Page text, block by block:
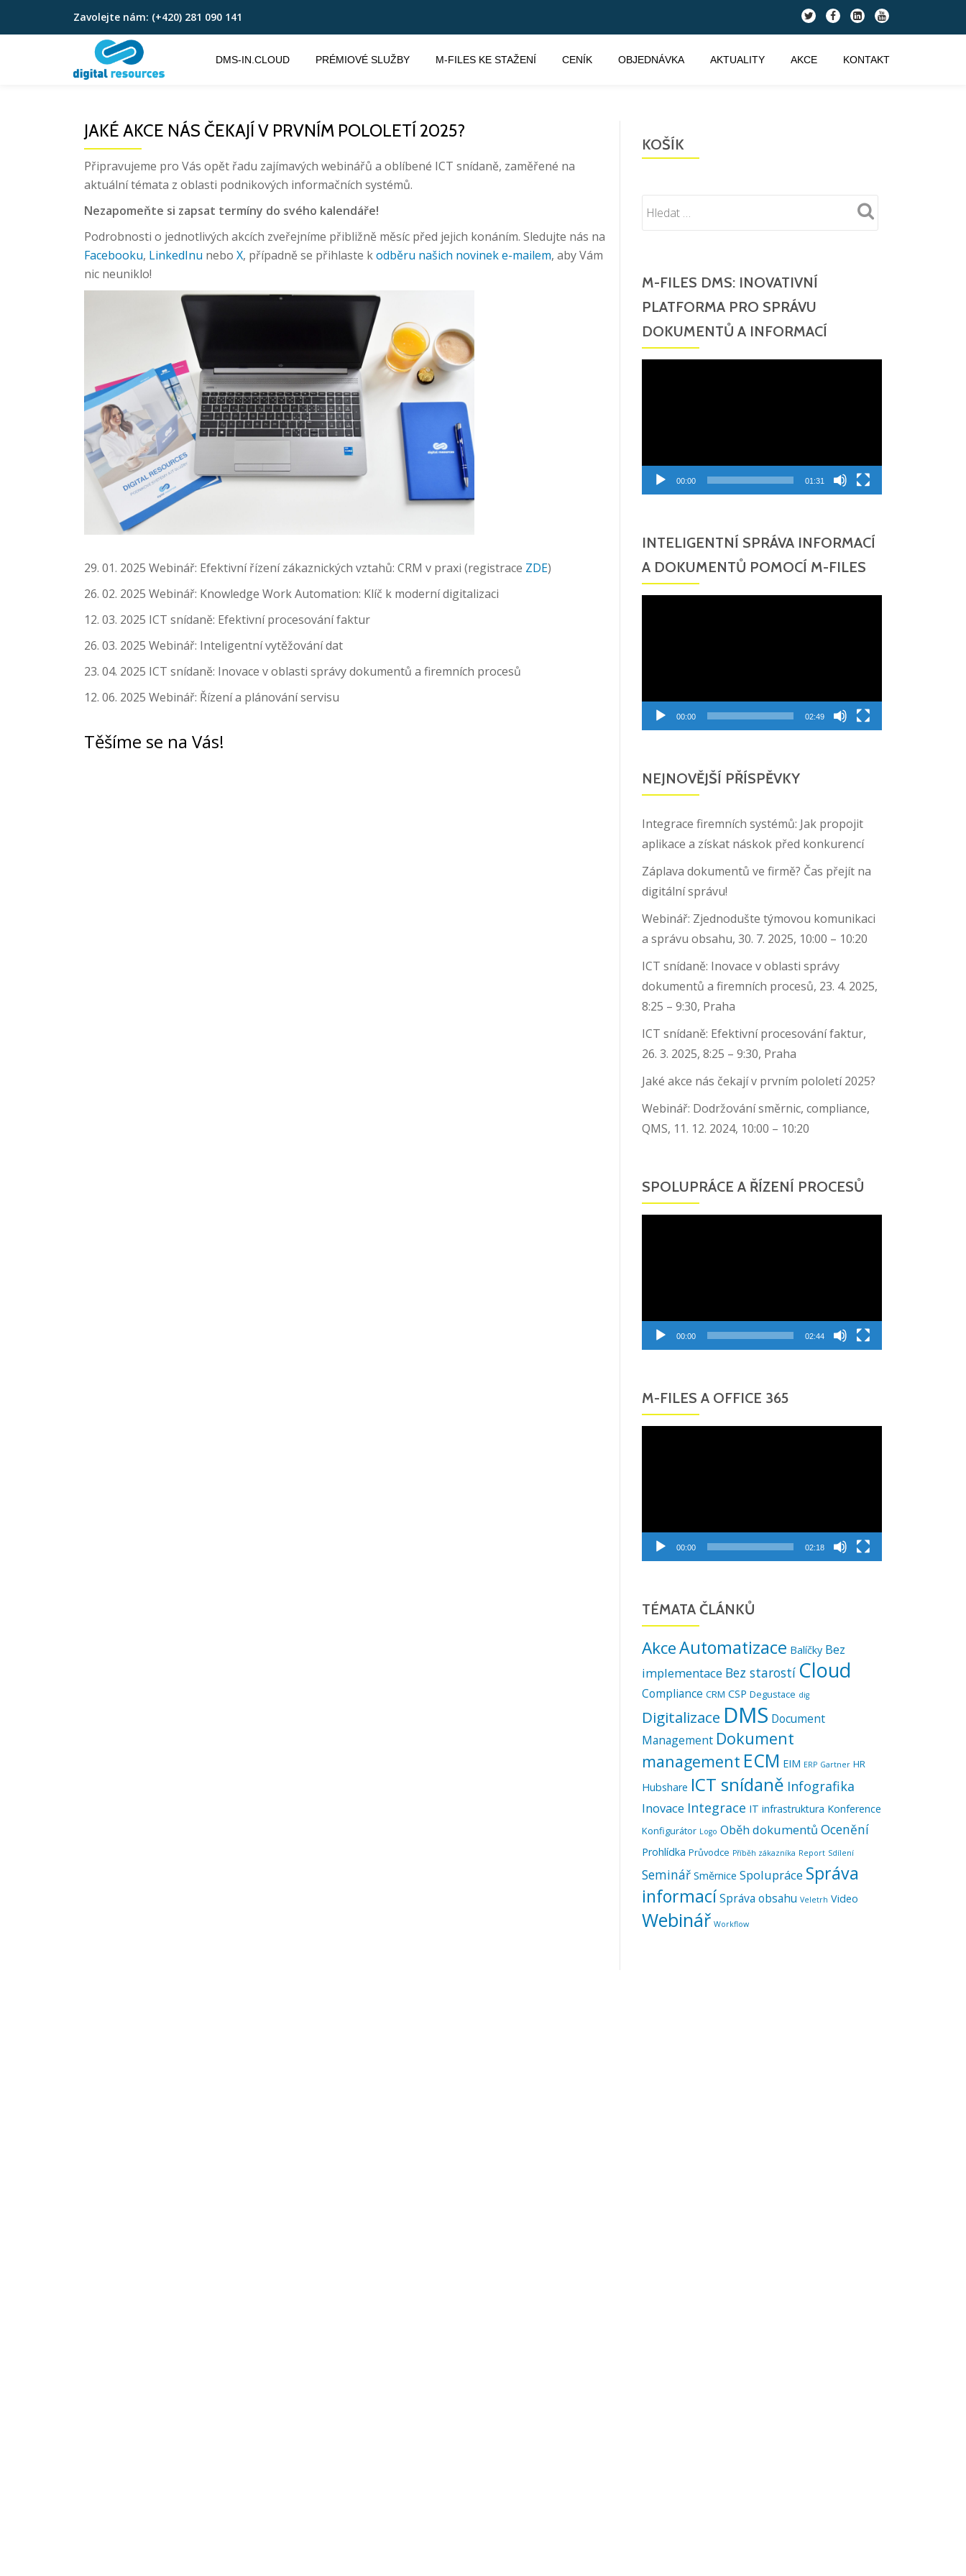
Přeskočit
Zavolejte nám: (+420) 281 090 141
fa-
twitter
fa-
facebook
fa-
linkedin-
square
fa-
youtube
DMS-IN.CLOUD PRÉMIOVÉ SLUŽBY M-FILES KE STAŽENÍ CENÍK OBJEDNÁVKA AKTUALITY AKCE KONTAKT
JAKÉ AKCE NÁS ČEKAJÍ V PRVNÍM POLOLETÍ 2025?
Připravujeme pro Vás opět řadu zajímavých webinářů a oblíbené ICT snídaně, zaměřené na
aktuální témata z oblasti podnikových informačních systémů.
Nezapomeňte si zapsat termíny do svého kalendáře!
Podrobnosti o jednotlivých akcích zveřejníme přibližně měsíc před jejich konáním. Sledujte nás na
Facebooku, LinkedInu nebo X, případně se přihlaste kodběru našich novinek e-mailem, aby Vám
nic neuniklo!
29. 01. 2025 Webinář: Efektivní řízení zákaznických vztahů: CRM v praxi (registrace ZDE)
26. 02. 2025 Webinář: Knowledge Work Automation: Klíč k moderní digitalizaci
12. 03. 2025 ICT snídaně: Efektivní procesování faktur
26. 03. 2025 Webinář: Inteligentní vytěžování dat
23. 04. 2025 ICT snídaně: Inovace v oblasti správy dokumentů a firemních procesů
12. 06. 2025 Webinář: Řízení a plánování servisu
Těšíme se na Vás!
KOŠÍK
M-FILES DMS: INOVATIVNÍ
PLATFORMA PRO SPRÁVU
DOKUMENTŮ A INFORMACÍ
00:00 01:31
INTELIGENTNÍ SPRÁVA INFORMACÍ
A DOKUMENTŮ POMOCÍ M-FILES
00:00 02:49
NEJNOVĚJŠÍ PŘÍSPĚVKY
Integrace firemních systémů: Jak propojit
aplikace a získat náskok před konkurencí
Záplava dokumentů ve firmě? Čas přejít na
digitální správu!
Webinář: Zjednodušte týmovou komunikaci
a správu obsahu, 30. 7. 2025, 10:00 – 10:20
ICT snídaně: Inovace v oblasti správy
dokumentů a firemních procesů, 23. 4. 2025,
8:25 – 9:30, Praha
ICT snídaně: Efektivní procesování faktur,
26. 3. 2025, 8:25 – 9:30, Praha
Jaké akce nás čekají v prvním pololetí 2025?
Webinář: Dodržování směrnic, compliance,
QMS, 11. 12. 2024, 10:00 – 10:20
SPOLUPRÁCE A ŘÍZENÍ PROCESŮ
00:00 02:44
M-FILES A OFFICE 365
00:00 02:18
TÉMATA ČLÁNKŮ
AkceAutomatizace Balíčky Bez
implementace Bez starostí Cloud
Compliance CRM CSP Degustace dig
Digitalizace DMS Document
Management Dokument
management ECM EIM ERP Gartner HR
Hubshare ICT snídaně Infografika
Inovace Integrace IT infrastruktura Konference
Konfigurátor Logo Oběh dokumentů Ocenění
Prohlídka Průvodce Příběh zákazníka Report Sdílení
Seminář Směrnice Spolupráce Správa
informacíSpráva obsahu Veletrh Video
Webinář Workflow